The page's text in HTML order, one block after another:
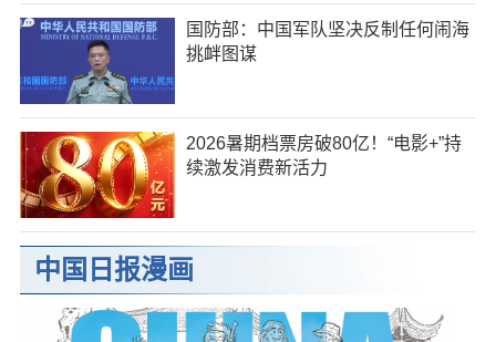
国防部：中国军队坚决反制任何闹海
挑衅图谋
2026暑期档票房破80亿！“电影+”持
续激发消费新活力
中国日报漫画